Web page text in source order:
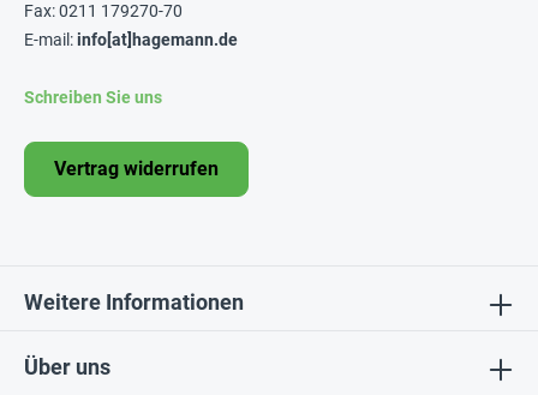
Über uns
Fax: 0211 179270-70
E-mail:info[at]hagemann.de
Schreiben Sie uns
Vertrag widerrufen
Weitere Informationen